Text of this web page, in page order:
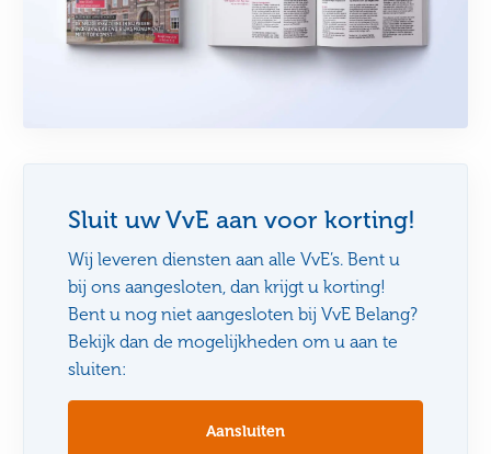
Sluit uw VvE aan voor korting!
Wij leveren diensten aan alle VvE’s. Bent u
bij ons aangesloten, dan krijgt u korting!
Bent u nog niet aangesloten bij VvE Belang?
Bekijk dan de mogelijkheden om u aan te
sluiten:
Aansluiten